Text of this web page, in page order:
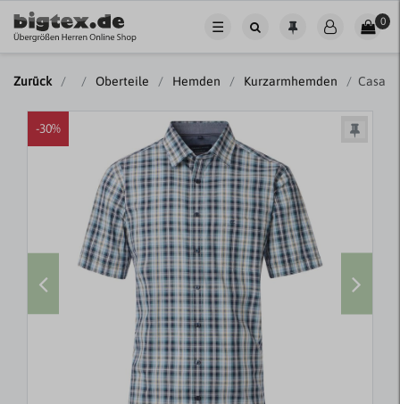
☰ 0
Zurück Oberteile Hemden Kurzarmhemden
-30%